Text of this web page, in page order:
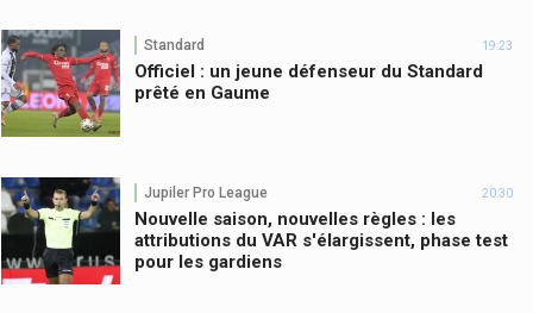
Standard 19:23
Officiel : un jeune défenseur du Standard
prêté en Gaume
Jupiler Pro League 20:30
Nouvelle saison, nouvelles règles : les
attributions du VAR s'élargissent, phase test
pour les gardiens